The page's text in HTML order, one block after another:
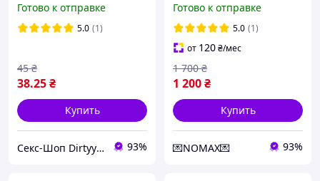
Готово к отправке
5.0 (1)
38.25₴
45 ₴
Купить
Секс-Шоп Dirtyyy - Включи любовь! 93%
ультратонкие с
увеличенным
количеством смазки на
водной основе 24 шт/уп
Таиланд
Готово к отправке
5.0 (1)
от 120₴/мес
1 200₴
1 700 ₴
Купить
💌NOMAX💌 93%